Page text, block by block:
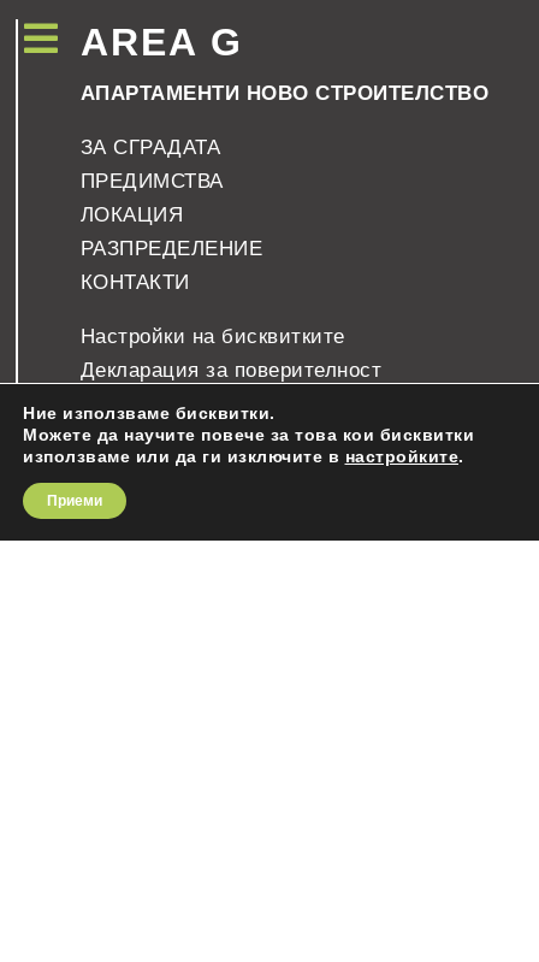
 AREA G
АПАРТАМЕНТИ НОВО СТРОИТЕЛСТВО
ЗА СГРАДАТА
ПРЕДИМСТВА
ЛОКАЦИЯ
РАЗПРЕДЕЛЕНИЕ
КОНТАКТИ
Настройки на бисквитките
Декларация за поверителност
ОБАДЕТЕ НИ СЕ
Боян Ангелов: +359 888 699 789
 ЗА СГРАДАТА
Ние използваме бисквитки.
Можете да научите повече за това кои бисквитки
използваме или да ги изключите в настройките.
Приеми